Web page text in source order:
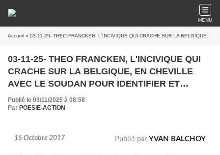
MENU
Accueil » 03-11-25- THEO FRANCKEN, L'INCIVIQUE QUI CRACHE SUR LA BELGIQUE, EN CHEVILLE AVEC LE SOUDAN POUR IDENTIFIER ET RENVOYER LES REFUGIES DE KHARTOUM AUX VIOLENCES QUE SUBISSENT LES REFUGIES DANS CE PAYS DICTATORIAL (PARU EN CE BLOC LE 18 OCTOBRE 2017)
03-11-25- THEO FRANCKEN, L'INCIVIQUE QUI
CRACHE SUR LA BELGIQUE, EN CHEVILLE
AVEC LE SOUDAN POUR IDENTIFIER ET
RENVOYER LES REFUGIES DE KHARTOUM
AUX VIOLENCES QUE SUBISSENT LES
EN CE BLOC LE 18 OCTOBRE 2017)
Publié le 03/11/2025 à 08:58
Par POESIE-ACTION
15 Octobre 2017 Publié par YVAN BALCHOY